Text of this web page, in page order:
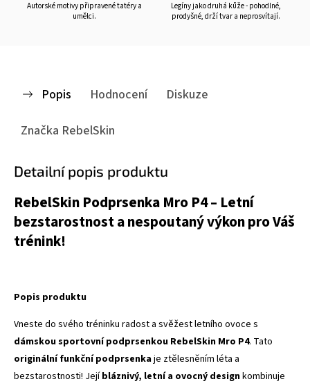
Autorské motivy připravené tatéry a
umělci.
Legíny jako druhá kůže - pohodlné,
prodyšné, drží tvar a neprosvítají.
Popis Hodnocení
Diskuze
Značka RebelSkin
Detailní popis produktu
RebelSkin Podprsenka Mro P4 – Letní
bezstarostnost a nespoutaný výkon pro Váš
trénink!
Popis produktu
Vneste do svého tréninku radost a svěžest letního ovoce s
dámskou sportovní podprsenkou RebelSkin Mro P4. Tato
originální funkční podprsenkaje ztělesněním léta a
bezstarostnosti! Jejíbláznivý, letní a ovocný designkombinuje